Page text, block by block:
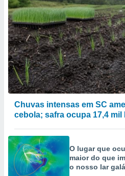
Chuvas intensas em SC
cebola; safra ocupa 17,4 mil
O lugar que
maior do que
o nosso lar